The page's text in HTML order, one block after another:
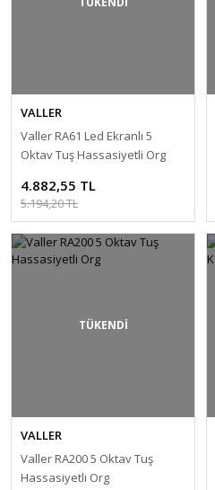
VALLER
Valler RA61 Led Ekranlı 5
Oktav Tuş Hassasiyetli Org
4.882,55 TL
5.194,20 TL
TÜKENDİ
VALLER
Valler RA200 5 Oktav Tuş
Hassasiyetli Org